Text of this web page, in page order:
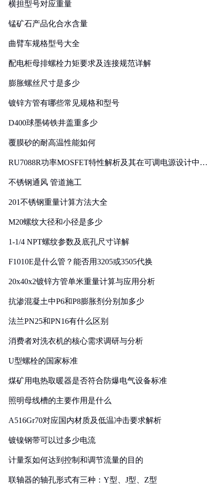
横担型号对应重量
锰矿石产品化合水含量
曲臂车规格型号大全
配电柜母排螺栓力矩要求及连接规范详解
膨胀螺丝尺寸是多少
镀锌方管有哪些常见规格和型号
D400球墨铸铁井盖重多少
覆膜砂的耐高温性能如何
RU7088R功率MOSFET特性解析及其在可调电源设计中的
不锈钢通风 管道施工
201不锈钢重量计算方法大全
M20螺纹大径和小径是多少
1-1/4 NPT螺纹参数及底孔尺寸详解
F1010E是什么管？能否用3205或3505代换
20x40x2镀锌方管单米重量计算与应用分析
抗渗混凝土中P6和P8膨胀剂分别加多少
法兰PN25和PN16有什么区别
消费者对洗衣机的核心需求调研与分析
U型螺栓的国家标准
煤矿用电热取暖器是否符合防爆电气设备标准
照明母线槽的主要作用是什么
A516Gr70对应国内材质及低温冲击要求解析
镀镍钢带可以过多少电流
计量泵如何达到控制和调节流量的目的
联轴器的轴孔形式有三种：Y型、J型、Z型